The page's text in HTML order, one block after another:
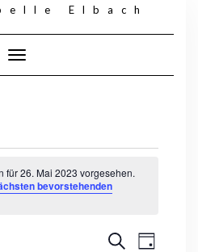
Toggle Navigation
für 26. Mai 2023 vorgesehen.
bevorstehenden
Suche
Tag